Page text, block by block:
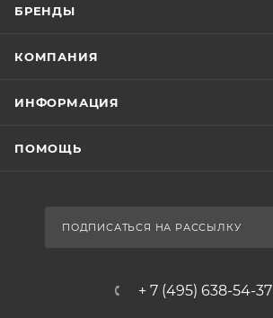
БРЕНДЫ
КОМПАНИЯ
ИНФОРМАЦИЯ
ПОМОЩЬ
ПОДПИСАТЬСЯ НА РАССЫЛКУ
+ 7 (495) 638-54-37